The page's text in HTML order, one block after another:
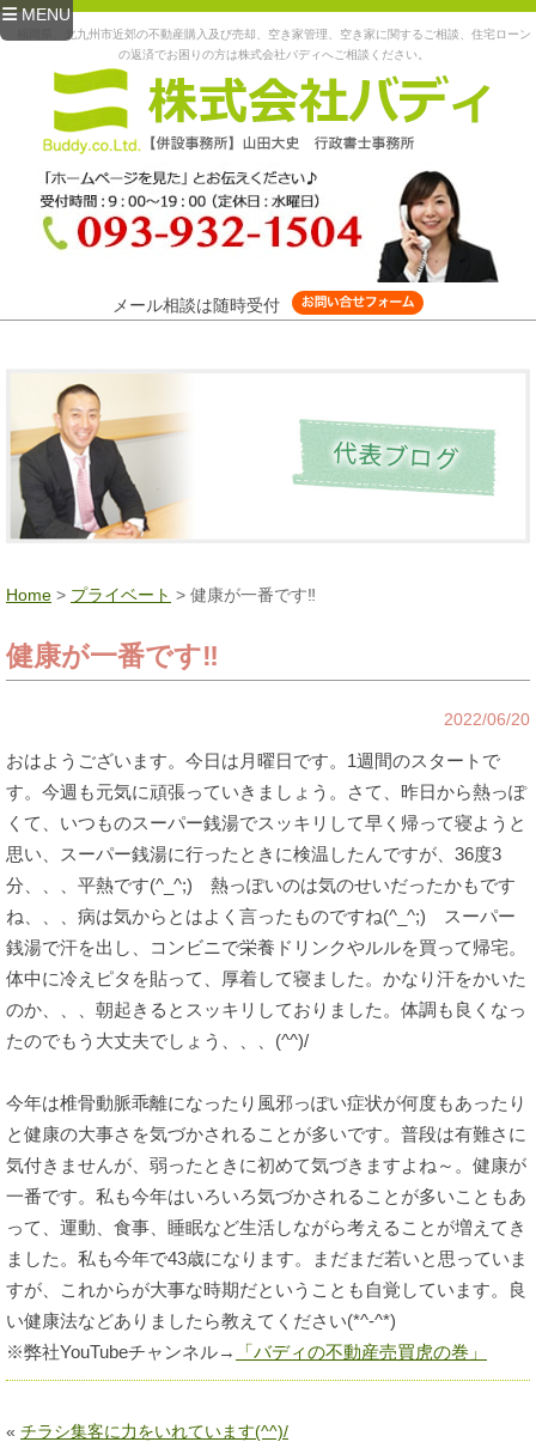
MENU
福岡県、北九州市近郊の不動産購入及び売却、空き家管理、空き家に関するご相談、住宅ローン
の返済でお困りの方は株式会社バディへご相談ください。
メール相談は随時受付
Home > プライベート > 健康が一番です‼
健康が一番です‼
2022/06/20
おはようございます。今日は月曜日です。1週間のスタートで
す。今週も元気に頑張っていきましょう。さて、昨日から熱っぽ
くて、いつものスーパー銭湯でスッキリして早く帰って寝ようと
思い、スーパー銭湯に行ったときに検温したんですが、36度3
分、、、平熱です(^_^;) 熱っぽいのは気のせいだったかもです
ね、、、病は気からとはよく言ったものですね(^_^;) スーパー
銭湯で汗を出し、コンビニで栄養ドリンクやルルを買って帰宅。
体中に冷えピタを貼って、厚着して寝ました。かなり汗をかいた
のか、、、朝起きるとスッキリしておりました。体調も良くなっ
たのでもう大丈夫でしょう、、、(^^)/
今年は椎骨動脈乖離になったり風邪っぽい症状が何度もあったり
と健康の大事さを気づかされることが多いです。普段は有難さに
気付きませんが、弱ったときに初めて気づきますよね～。健康が
一番です。私も今年はいろいろ気づかされることが多いこともあ
って、運動、食事、睡眠など生活しながら考えることが増えてき
ました。私も今年で43歳になります。まだまだ若いと思っていま
すが、これからが大事な時期だということも自覚しています。良
い健康法などありましたら教えてください(*^-^*)
※弊社YouTubeチャンネル→
「バディの不動産売買虎の巻」
« チラシ集客に力をいれています(^^)/